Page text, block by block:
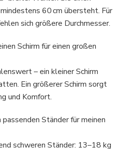
60 cm übersteht. Für
sich größere Durchmesser.
Schirm für einen großen
– ein kleiner Schirm
Ein größerer Schirm sorgt
und Komfort.
Ständer für meinen
schweren Ständer: 13–18 kg